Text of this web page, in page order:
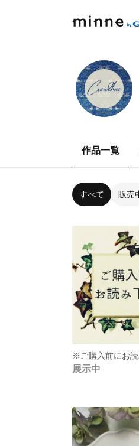
作品一覧
すべて 販売
※ご購入前にお
展示中